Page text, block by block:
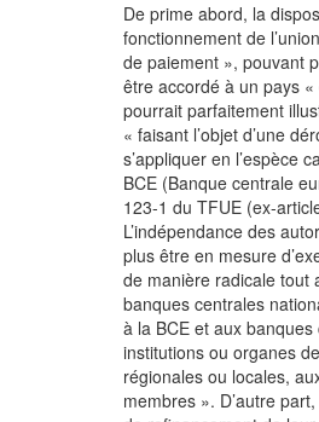
De prime abord, la
fonctionnement de
de paiement », pouvant
être accordé à un pays
pourrait parfaitement
« faisant l’objet d’une
s’appliquer en l’espèce
BCE (Banque centrale
123-1 du TFUE (ex-
L’indépendance des
plus être en mesure
de manière radicale tout
banques centrales
à la BCE et aux
institutions ou organes
régionales ou locales,
membres ». D’autre